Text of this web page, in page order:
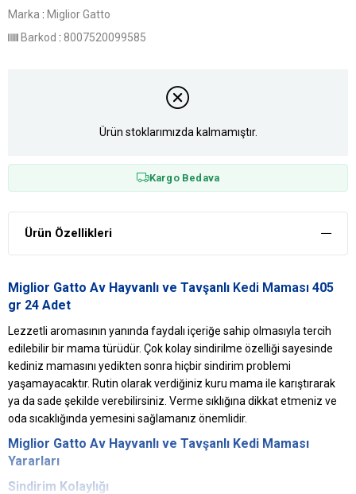
Marka : Miglior Gatto
Barkod : 8007520099585
Ürün stoklarımızda kalmamıştır.
Kargo Bedava
Ürün Özellikleri
Miglior Gatto Av Hayvanlı ve Tavşanlı Kedi Maması 405
gr 24 Adet
Lezzetli aromasının yanında faydalı içeriğe sahip olmasıyla tercih
edilebilir bir mama türüdür. Çok kolay sindirilme özelliği sayesinde
kediniz mamasını yedikten sonra hiçbir sindirim problemi
yaşamayacaktır. Rutin olarak verdiğiniz kuru mama ile karıştırarak
ya da sade şekilde verebilirsiniz. Verme sıklığına dikkat etmeniz ve
oda sıcaklığında yemesini sağlamanız önemlidir.
Miglior Gatto Av Hayvanlı ve Tavşanlı Kedi Maması
Yararları
Sindirim Kolaylığı